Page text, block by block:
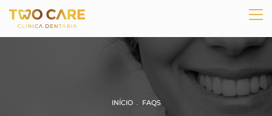
INÍCIO. FAQS